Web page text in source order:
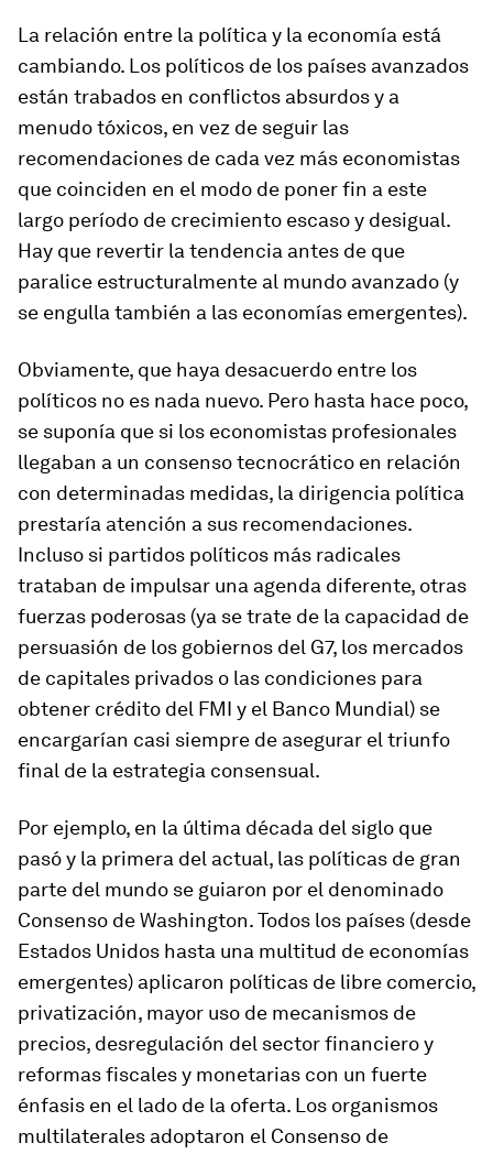
La relación entre la política y la economía está
cambiando. Los políticos de los países avanzados
están trabados en conflictos absurdos y a
menudo tóxicos, en vez de seguir las
recomendaciones de cada vez más economistas
que coinciden en el modo de poner fin a este
largo período de crecimiento escaso y desigual.
Hay que revertir la tendencia antes de que
paralice estructuralmente al mundo avanzado (y
se engulla también a las economías emergentes).
Obviamente, que haya desacuerdo entre los
políticos no es nada nuevo. Pero hasta hace poco,
se suponía que si los economistas profesionales
llegaban a un consenso tecnocrático en relación
con determinadas medidas, la dirigencia política
prestaría atención a sus recomendaciones.
Incluso si partidos políticos más radicales
trataban de impulsar una agenda diferente, otras
fuerzas poderosas (ya se trate de la capacidad de
persuasión de los gobiernos del G7, los mercados
de capitales privados o las condiciones para
obtener crédito del FMI y el Banco Mundial) se
encargarían casi siempre de asegurar el triunfo
final de la estrategia consensual.
Por ejemplo, en la última década del siglo que
pasó y la primera del actual, las políticas de gran
parte del mundo se guiaron por el denominado
Consenso de Washington. Todos los países (desde
Estados Unidos hasta una multitud de economías
emergentes) aplicaron políticas de libre comercio,
privatización, mayor uso de mecanismos de
precios, desregulación del sector financiero y
reformas fiscales y monetarias con un fuerte
énfasis en el lado de la oferta. Los organismos
multilaterales adoptaron el Consenso de